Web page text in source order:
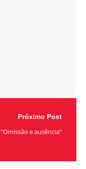
Próximo Post
"Omissão e ausência"